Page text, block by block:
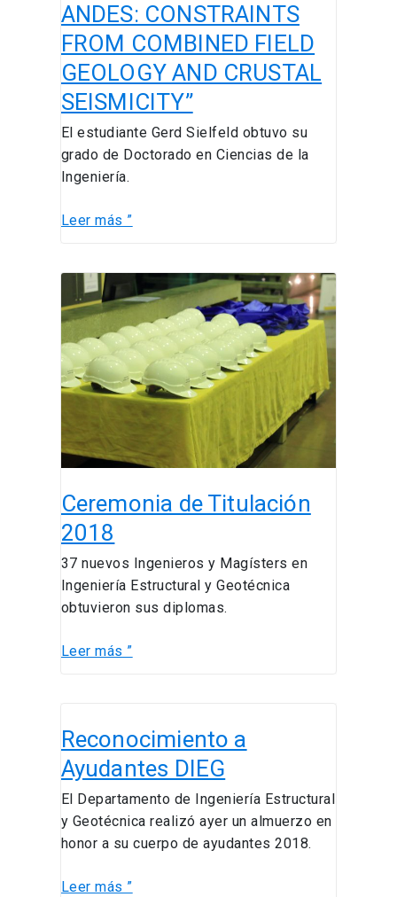
ANDES: CONSTRAINTS
FROM COMBINED FIELD
GEOLOGY AND CRUSTAL
SEISMICITY”
El estudiante Gerd Sielfeld obtuvo su
grado de Doctorado en Ciencias de la
Ingeniería.
ARC
TECTONICS
IN
THE
SOUTHERN
ANDES:
CONSTRAINTS
FROM
COMBINED
FIELD
CRUSTAL
SEISMICITY”
Leer más ”
Ceremonia de Titulación
2018
37 nuevos Ingenieros y Magísters en
Ingeniería Estructural y Geotécnica
obtuvieron sus diplomas.
Ceremonia
de
Titulación
2018
Leer más ”
Reconocimiento a
Ayudantes DIEG
El Departamento de Ingeniería Estructural
y Geotécnica realizó ayer un almuerzo en
honor a su cuerpo de ayudantes 2018.
a
Ayudantes
DIEG
Leer más ”